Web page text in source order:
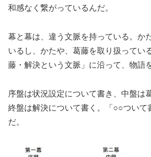
和感なく繋がっているんだ。
幕と幕は、違う文脈を持っている。か
いるし、かたや、葛藤を取り扱ってい
藤・解決という文脈」に沿って、物語
序盤は状況設定について書き、中盤は
終盤は解決について書く。「○○ついて
だ。